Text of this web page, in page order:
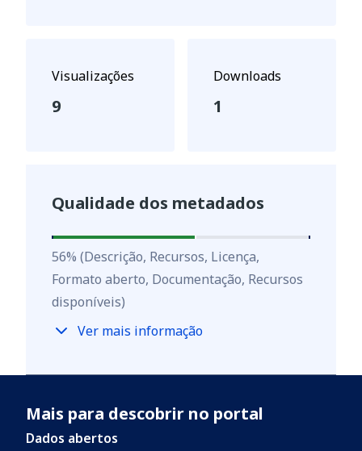
Visualizações
9
Downloads
1
Qualidade dos metadados
56%
56% (Descrição, Recursos, Licença,
Formato aberto, Documentação, Recursos
disponíveis)
Ver mais informação
Mais para descobrir no portal
Dados abertos